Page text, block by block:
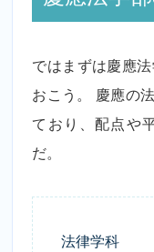
ではまずは慶應
おこう。 慶應の
ており、配点や
だ。
法律学科